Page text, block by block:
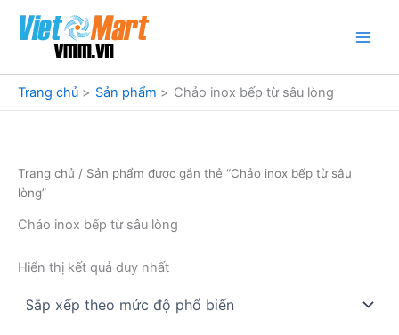
dung
Trang chủ
Sản phẩm Chảo inox bếp từ sâu lòng
Trang chủ / Sản phẩm được gắn thẻ “Chảo inox bếp từ sâu
lòng”
Chảo inox bếp từ sâu lòng
Hiển thị kết quả duy nhất